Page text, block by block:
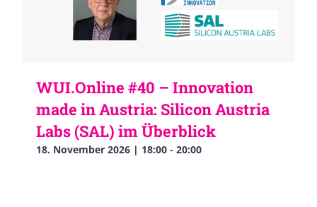
WUI.Online #40 – Innovation
made in Austria: Silicon Austria
Labs (SAL) im Überblick
18. November 2026 | 18:00 - 20:00